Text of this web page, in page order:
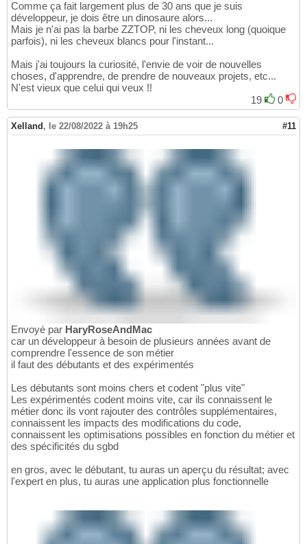
Comme ça fait largement plus de 30 ans que je suis
développeur, je dois être un dinosaure alors...
Mais je n'ai pas la barbe ZZTOP, ni les cheveux long (quoique
parfois), ni les cheveux blancs pour l'instant...
Mais j'ai toujours la curiosité, l'envie de voir de nouvelles
choses, d'apprendre, de prendre de nouveaux projets, etc...
N'est vieux que celui qui veux !!
19
0
Xelland , le 22/08/2022 à 19h25 #11
Envoyé par HaryRoseAndMac
car un développeur à besoin de plusieurs années avant de
comprendre l'essence de son métier
il faut des débutants et des expérimentés
Les débutants sont moins chers et codent "plus vite"
Les expérimentés codent moins vite, car ils connaissent le
métier donc ils vont rajouter des contrôles supplémentaires,
connaissent les impacts des modifications du code,
connaissent les optimisations possibles en fonction du métier et
des spécificités du sgbd
en gros, avec le débutant, tu auras un aperçu du résultat; avec
l'expert en plus, tu auras une application plus fonctionnelle